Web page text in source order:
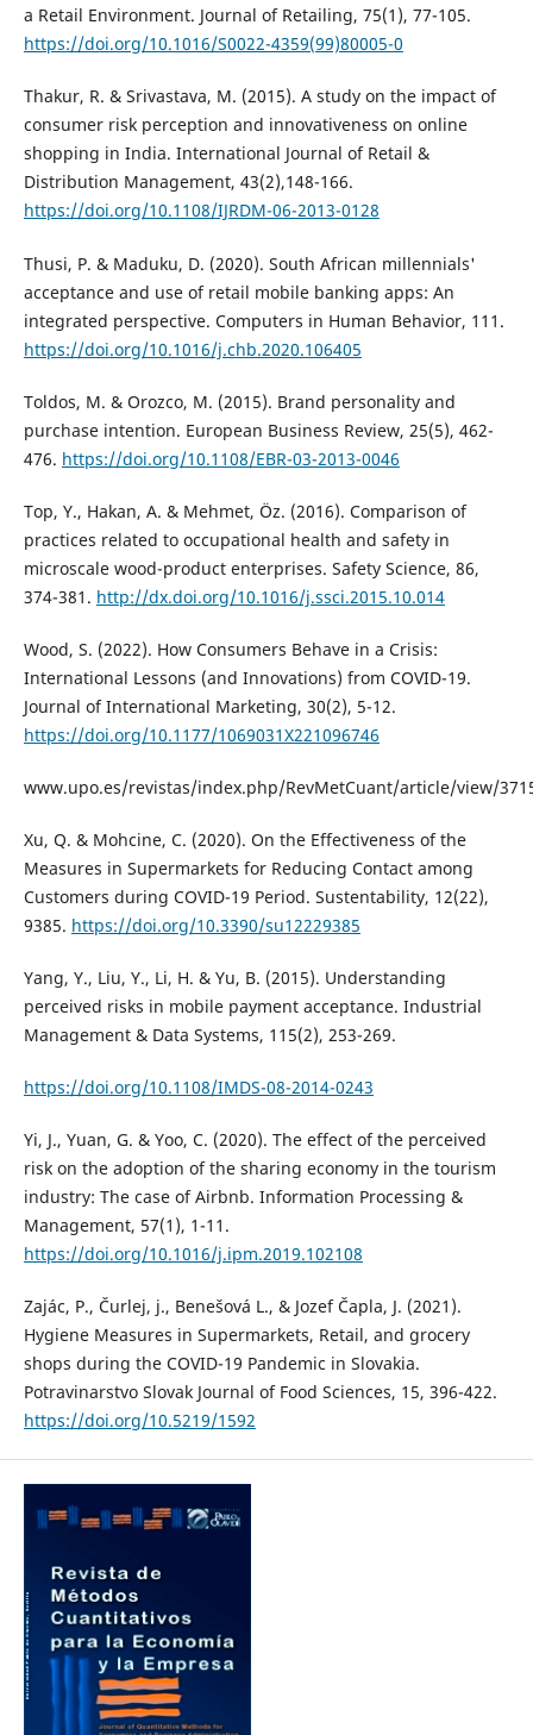
a Retail Environment. Journal of Retailing, 75(1), 77-105.
https://doi.org/10.1016/S0022-4359(99)80005-0
Thakur, R. & Srivastava, M. (2015). A study on the impact of
consumer risk perception and innovativeness on online
shopping in India. International Journal of Retail &
Distribution Management, 43(2),148-166.
https://doi.org/10.1108/IJRDM-06-2013-0128
Thusi, P. & Maduku, D. (2020). South African millennials'
acceptance and use of retail mobile banking apps: An
integrated perspective. Computers in Human Behavior, 111.
https://doi.org/10.1016/j.chb.2020.106405
Toldos, M. & Orozco, M. (2015). Brand personality and
purchase intention. European Business Review, 25(5), 462-
476. https://doi.org/10.1108/EBR-03-2013-0046
Top, Y., Hakan, A. & Mehmet, Öz. (2016). Comparison of
practices related to occupational health and safety in
microscale wood-product enterprises. Safety Science, 86,
374-381. http://dx.doi.org/10.1016/j.ssci.2015.10.014
Wood, S. (2022). How Consumers Behave in a Crisis:
International Lessons (and Innovations) from COVID-19.
Journal of International Marketing, 30(2), 5-12.
https://doi.org/10.1177/1069031X221096746
www.upo.es/revistas/index.php/RevMetCuant/article/view/
Xu, Q. & Mohcine, C. (2020). On the Effectiveness of the
Measures in Supermarkets for Reducing Contact among
Customers during COVID-19 Period. Sustentability, 12(22),
9385. https://doi.org/10.3390/su12229385
Yang, Y., Liu, Y., Li, H. & Yu, B. (2015). Understanding
perceived risks in mobile payment acceptance. Industrial
Management & Data Systems, 115(2), 253-269.
https://doi.org/10.1108/IMDS-08-2014-0243
Yi, J., Yuan, G. & Yoo, C. (2020). The effect of the perceived
risk on the adoption of the sharing economy in the tourism
industry: The case of Airbnb. Information Processing &
Management, 57(1), 1-11.
https://doi.org/10.1016/j.ipm.2019.102108
Zajác, P., Čurlej, j., Benešová L., & Jozef Čapla, J. (2021).
Hygiene Measures in Supermarkets, Retail, and grocery
shops during the COVID-19 Pandemic in Slovakia.
Potravinarstvo Slovak Journal of Food Sciences, 15, 396-422.
https://doi.org/10.5219/1592